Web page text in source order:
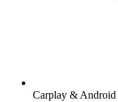
Carplay &